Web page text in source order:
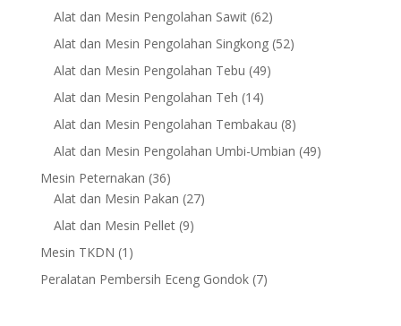
products
Alat dan Mesin Pengolahan Sawit 6262
products
Alat dan Mesin Pengolahan Singkong 5252
Alat dan Mesin Pengolahan Tebu 4949
Alat dan Mesin Pengolahan Teh 1414
products
Alat dan Mesin Pengolahan Tembakau 88
products
Alat dan Mesin Pengolahan Umbi-Umbian 4949
Mesin Peternakan 3636
products
Alat dan Mesin Pakan 2727
Alat dan Mesin Pellet 99
Mesin TKDN 1 1
product
Peralatan Pembersih Eceng Gondok 77